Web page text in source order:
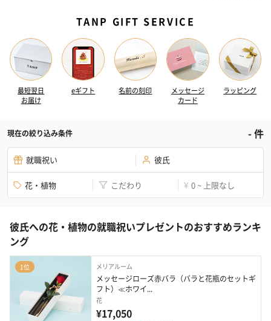
TANP GIFT SERVICE
最短翌日
お届け
eギフト 名前の刻印
メッセージ
カード
ラッピング
現在の絞り込み条件 -件
就職祝い 彼氏
花・植物 こだわり ¥ 0 ~ 上限なし
彼氏への花・植物の就職祝いプレゼントのおすすめランキ
ング
1位 メリアルーム
メッセージローズ赤バラ（バラと花瓶のセットギ
フト）≪ホワイ...
花
¥17,050